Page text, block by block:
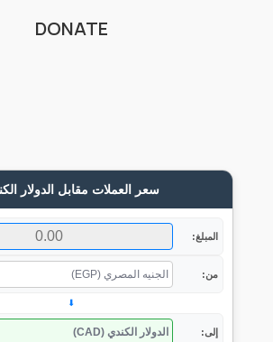
DONATE
سعر العملات مقابل الدولار
المبلغ:
من:
⬇
إلى: